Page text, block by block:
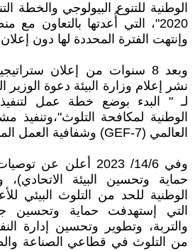
2020"، التي أُعدتها بالتعاون
وإنتهت الفترة المحددة لها دون
وبعد 8 سنوات من إعلان
نشر إعلام وزارة البيئة دعوة الوزير
لـ " البدء بوضع خطة عمل لتنفيذ
الوطنية لمكافحة التلوث"،وتنفيذ
العالمي (GEF-7) وشفافية العمل المناخي (BTR)".
وفي 14/6/ 2023 أعلن
حماية وتحسين البيئة الاتحادي)،
التي إستهدفت حماية وتحسين
والتربة، وتطوير وتحسين إدارة
من التلوث في قطاعي الصناعة